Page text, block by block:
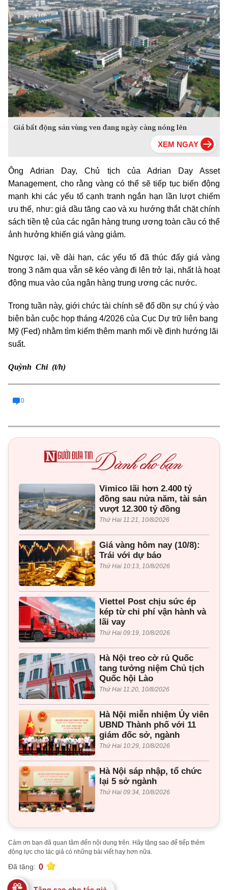
Giá bất động sản vùng ven đang ngày càng nóng lên
Ông Adrian Day, Chủ tịch của Adrian Day Asset
Management, cho rằng vàng có thể sẽ tiếp tục biến động
mạnh khi các yếu tố cạnh tranh ngắn hạn lần lượt chiếm
ưu thế, như: giá dầu tăng cao và xu hướng thắt chặt chính
sách tiền tệ của các ngân hàng trung ương toàn cầu có thể
ảnh hưởng khiến giá vàng giảm.
Ngược lại, về dài hạn, các yếu tố đã thúc đẩy giá vàng
trong 3 năm qua vẫn sẽ kéo vàng đi lên trở lại, nhất là hoạt
động mua vào của ngân hàng trung ương các nước.
Trong tuần này, giới chức tài chính sẽ đổ dồn sự chú ý vào
biên bản cuộc họp tháng 4/2026 của Cục Dự trữ liên bang
Mỹ (Fed) nhằm tìm kiếm thêm manh mối về định hướng lãi
suất.
Quỳnh Chi (t/h)
0
Vimico lãi hơn 2.400 tỷ
đồng sau nửa năm, tài sản
vượt 12.300 tỷ đồng
Thứ Hai 11:21, 10/8/2026
Giá vàng hôm nay (10/8):
Trái với dự báo
Thứ Hai 10:13, 10/8/2026
Viettel Post chịu sức ép
kép từ chi phí vận hành và
lãi vay
Thứ Hai 09:19, 10/8/2026
Hà Nội treo cờ rủ Quốc
tang tưởng niệm Chủ tịch
Quốc hội Lào
Thứ Hai 11:20, 10/8/2026
Hà Nội miễn nhiệm Ủy viên
UBND Thành phố với 11
giám đốc sở, ngành
Thứ Hai 10:29, 10/8/2026
Hà Nội sáp nhập, tổ chức
lại 5 sở ngành
Thứ Hai 09:34, 10/8/2026
Cảm ơn bạn đã quan tâm đến nội dung trên. Hãy tặng sao để tiếp thêm
động lực cho tác giả có những bài viết hay hơn nữa.
Đã tặng: 0